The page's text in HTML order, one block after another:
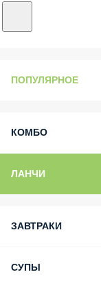
ПОПУЛЯРНОЕ
КОМБО
ЛАНЧИ
ЗАВТРАКИ
СУПЫ